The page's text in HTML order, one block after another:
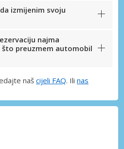
izmijenim svoju
najma
preuzmem automobil
naš cijeli FAQ. Ili nas